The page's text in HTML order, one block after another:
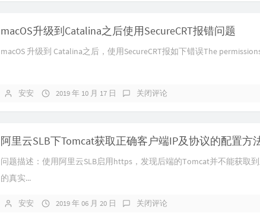
macOS升级到Catalina之后使用SecureCRT报错问题
macOS 升级到 Catalina之后，使用SecureCRT报如下错误The
安安 2019 年 10 月 17 日 关闭评论
阿里云SLB下Tomcat获取正确客户端IP及协议的配置方
问题描述：使用阿里云SLB启用https，发现后端的Tomcat并不能获取
的真实...
安安 2019 年 06 月 20 日 关闭评论